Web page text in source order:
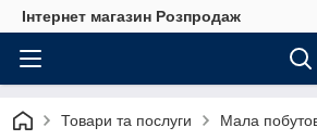
Інтернет магазин Розпродаж
Товари та послуги Мала